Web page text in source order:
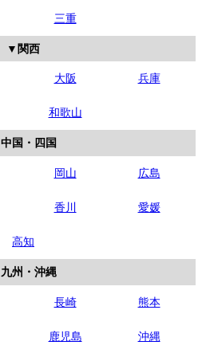
三重
関西
大阪 兵庫
和歌山
中国・四国
岡山 広島
香川 愛媛
高知
九州・沖縄
長崎 熊本
鹿児島 沖縄